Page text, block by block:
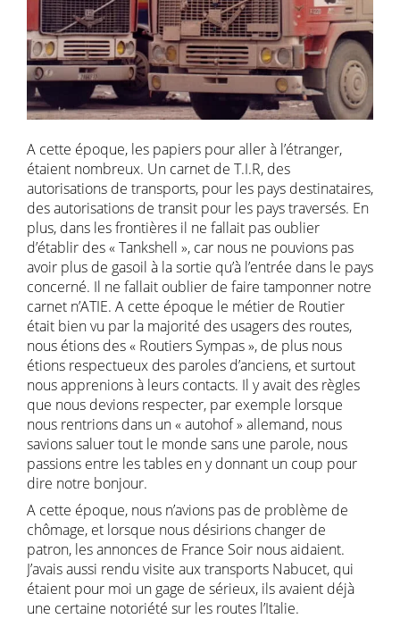
A cette époque, les papiers pour aller à l’étranger,
étaient nombreux. Un carnet de T.I.R, des
autorisations de transports, pour les pays destinataires,
des autorisations de transit pour les pays traversés. En
plus, dans les frontières il ne fallait pas oublier
d’établir des « Tankshell », car nous ne pouvions pas
avoir plus de gasoil à la sortie qu’à l’entrée dans le pays
concerné. Il ne fallait oublier de faire tamponner notre
carnet n’ATIE. A cette époque le métier de Routier
était bien vu par la majorité des usagers des routes,
nous étions des « Routiers Sympas », de plus nous
étions respectueux des paroles d’anciens, et surtout
nous apprenions à leurs contacts. Il y avait des règles
que nous devions respecter, par exemple lorsque
nous rentrions dans un « autohof » allemand, nous
savions saluer tout le monde sans une parole, nous
passions entre les tables en y donnant un coup pour
dire notre bonjour.
A cette époque, nous n’avions pas de problème de
chômage, et lorsque nous désirions changer de
patron, les annonces de France Soir nous aidaient.
J’avais aussi rendu visite aux transports Nabucet, qui
étaient pour moi un gage de sérieux, ils avaient déjà
une certaine notoriété sur les routes l’Italie.